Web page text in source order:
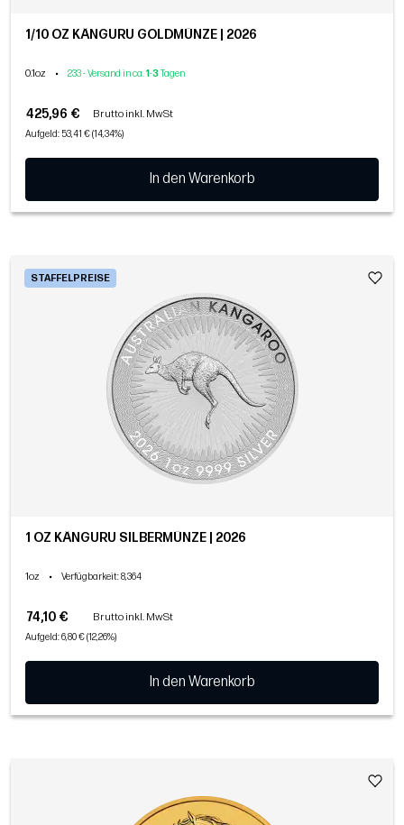
1/10 OZ KÄNGURU GOLDMÜNZE | 2026
0.1oz • 233 - Versand in ca.1-3 Tagen
425,96 € Brutto inkl. MwSt
Aufgeld: 53,41 € (14,34%)
In den Warenkorb
STAFFELPREISE
1 OZ KÄNGURU SILBERMÜNZE | 2026
1oz • Verfügbarkeit: 8,364
74,10 € Brutto inkl. MwSt
Aufgeld: 6,80 € (12,26%)
In den Warenkorb